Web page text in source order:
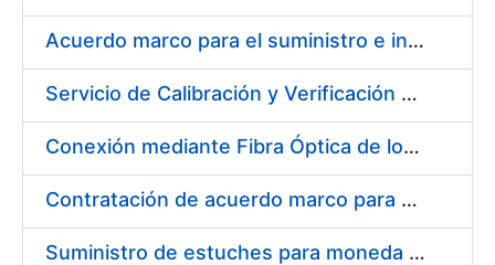
Acuerdo marco para el suministro e instalación de persianas, estores y otros complementos
Servicio de Calibración y Verificación Externa de los Equipos de Medición del Servicio de Prevención de la FNMT-RCM
Conexión mediante Fibra Óptica de los Centros de Proceso de Datos (CPDs) de las sedes de la FNMT-RCM de Burgos y Madrid
Contratación de acuerdo marco para el Suministro de Material de Electricidad para la Fábrica Nacional de Moneda y Timbre-Real Casa de la Moneda en su centro de trabajo de Burgos
Suministro de estuches para moneda de 30 €